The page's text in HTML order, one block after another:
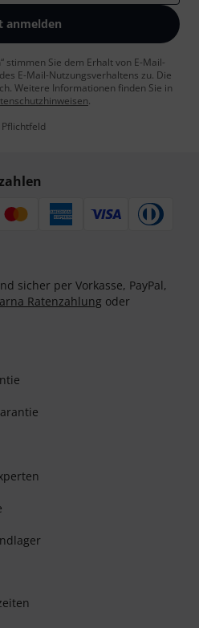
anmelden
stimmen Sie dem Erhalt von E-Mail-
E-Mail-Nutzungsverhaltens zu. Die
Weitere Informationen finden Sie in
.
sicher per Vorkasse, PayPal,
Ratenzahlung oder